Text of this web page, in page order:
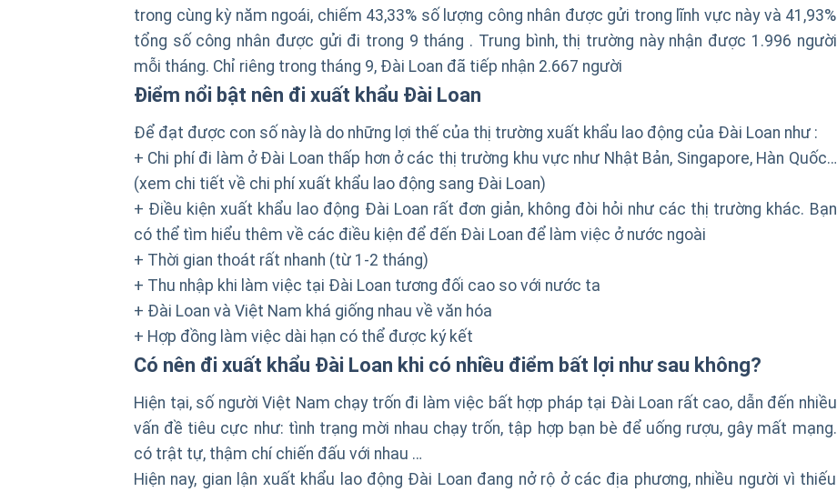
trong cùng kỳ năm ngoái, chiếm 43,33% số lượng công nhân được gửi trong lĩnh vực này và 41,93%
tổng số công nhân được gửi đi trong 9 tháng . Trung bình, thị trường này nhận được 1.996 người
mỗi tháng. Chỉ riêng trong tháng 9, Đài Loan đã tiếp nhận 2.667 người
Điểm nổi bật nên đi xuất khẩu Đài Loan
Để đạt được con số này là do những lợi thế của thị trường xuất khẩu lao động của Đài Loan như :
+ Chi phí đi làm ở Đài Loan thấp hơn ở các thị trường khu vực như Nhật Bản, Singapore, Hàn Quốc…
(xem chi tiết về chi phí xuất khẩu lao động sang Đài Loan)
+ Điều kiện xuất khẩu lao động Đài Loan rất đơn giản, không đòi hỏi như các thị trường khác. Bạn
có thể tìm hiểu thêm về các điều kiện để đến Đài Loan để làm việc ở nước ngoài
+ Thời gian thoát rất nhanh (từ 1-2 tháng)
+ Thu nhập khi làm việc tại Đài Loan tương đối cao so với nước ta
+ Đài Loan và Việt Nam khá giống nhau về văn hóa
+ Hợp đồng làm việc dài hạn có thể được ký kết
Có nên đi xuất khẩu Đài Loan khi có nhiều điểm bất lợi như sau không?
Hiện tại, số người Việt Nam chạy trốn đi làm việc bất hợp pháp tại Đài Loan rất cao, dẫn đến nhiều
vấn đề tiêu cực như: tình trạng mời nhau chạy trốn, tập hợp bạn bè để uống rượu, gây mất mạng.
có trật tự, thậm chí chiến đấu với nhau …
Hiện nay, gian lận xuất khẩu lao động Đài Loan đang nở rộ ở các địa phương, nhiều người vì thiếu